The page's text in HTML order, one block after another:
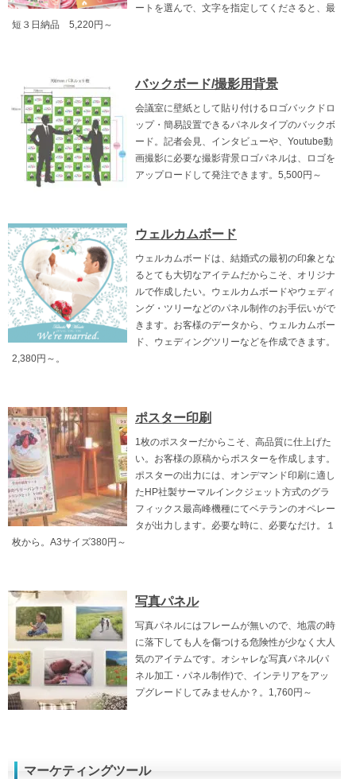
ートを選んで、文字を指定してくださると、最
短３日納品 5,220円～
バックボード/撮影用背景
会議室に壁紙として貼り付けるロゴバックドロ
ップ・簡易設置できるパネルタイプのバックボ
ード。記者会見、インタビューや、Youtube動
画撮影に必要な撮影背景ロゴパネルは、ロゴを
アップロードして発注できます。5,500円～
ウェルカムボード
ウェルカムボードは、結婚式の最初の印象とな
るとても大切なアイテムだからこそ、オリジナ
ルで作成したい。ウェルカムボードやウェディ
ング・ツリーなどのパネル制作のお手伝いがで
きます。お客様のデータから、ウェルカムボー
ド、ウェディングツリーなどを作成できます。
2,380円～。
ポスター印刷
1枚のポスターだからこそ、高品質に仕上げた
い。お客様の原稿からポスターを作成します。
ポスターの出力には、オンデマンド印刷に適し
たHP社製サーマルインクジェット方式のグラ
フィックス最高峰機種にてベテランのオペレー
タが出力します。必要な時に、必要なだけ。１
枚から。A3サイズ380円～
写真パネル
写真パネルにはフレームが無いので、地震の時
に落下しても人を傷つける危険性が少なく大人
気のアイテムです。オシャレな写真パネル(パ
ネル加工・パネル制作)で、インテリアをアッ
プグレードしてみませんか？。1,760円～
マーケティングツール